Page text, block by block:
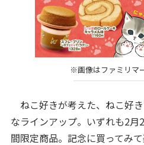
※画像はファミリマ
ねこ好きが考えた、ねこ好
なラインアップ。いずれも2
間限定商品。記念に買ってみ